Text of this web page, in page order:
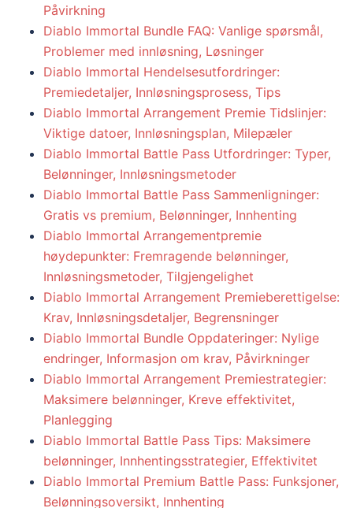
Påvirkning
Diablo Immortal Bundle FAQ: Vanlige spørsmål,
Problemer med innløsning, Løsninger
Diablo Immortal Hendelsesutfordringer:
Premiedetaljer, Innløsningsprosess, Tips
Diablo Immortal Arrangement Premie Tidslinjer:
Viktige datoer, Innløsningsplan, Milepæler
Diablo Immortal Battle Pass Utfordringer: Typer,
Belønninger, Innløsningsmetoder
Diablo Immortal Battle Pass Sammenligninger:
Gratis vs premium, Belønninger, Innhenting
Diablo Immortal Arrangementpremie
høydepunkter: Fremragende belønninger,
Innløsningsmetoder, Tilgjengelighet
Diablo Immortal Arrangement Premieberettigelse:
Krav, Innløsningsdetaljer, Begrensninger
Diablo Immortal Bundle Oppdateringer: Nylige
endringer, Informasjon om krav, Påvirkninger
Diablo Immortal Arrangement Premiestrategier:
Maksimere belønninger, Kreve effektivitet,
Planlegging
Diablo Immortal Battle Pass Tips: Maksimere
belønninger, Innhentingsstrategier, Effektivitet
Diablo Immortal Premium Battle Pass: Funksjoner,
Belønningsoversikt, Innhenting